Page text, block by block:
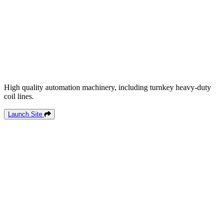
High quality automation machinery, including turnkey heavy-duty
coil lines.
Launch Site